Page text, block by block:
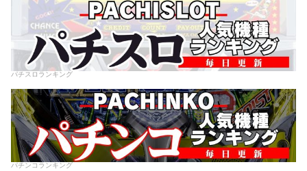
パチスロランキング
パチンコランキング